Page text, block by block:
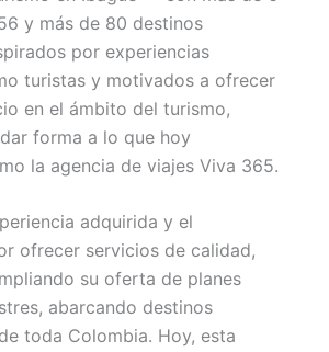
y más de 80 destinos
por experiencias
turistas y motivados a ofrecer
en el ámbito del turismo,
forma a lo que hoy
la agencia de viajes Viva 365.
adquirida y el
ofrecer servicios de calidad,
su oferta de planes
abarcando destinos
toda Colombia. Hoy, esta